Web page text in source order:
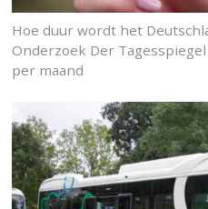
Hoe duur wordt het
Onderzoek Der
per maand